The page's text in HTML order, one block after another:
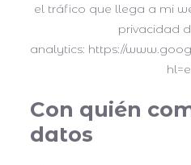
el tráfico que llega a mi
privacidad
analytics: https://
Con quién
datos